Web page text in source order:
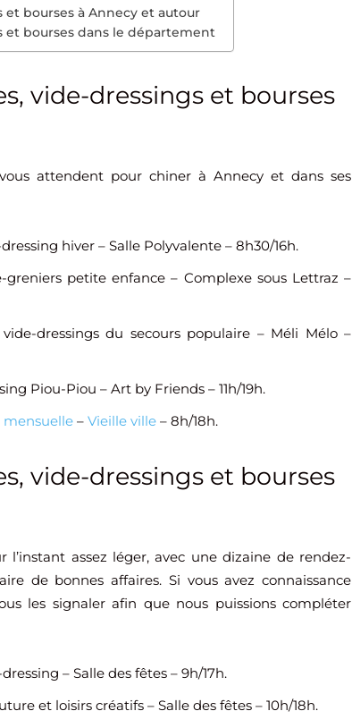
bourses à Annecy et autour
et bourses dans le département
vide-dressings et bourses
attendent pour chiner à Annecy et dans ses
hiver – Salle Polyvalente – 8h30/16h.
greniers petite enfance – Complexe sous Lettraz –
dressings du secours populaire – Méli Mélo –
Piou-Piou – Art by Friends – 11h/19h.
mensuelle – Vieille ville – 8h/18h.
vide-dressings et bourses
l’instant assez léger, avec une dizaine de rendez-
de bonnes affaires. Si vous avez connaissance
les signaler afin que nous puissions compléter
– Salle des fêtes – 9h/17h.
et loisirs créatifs – Salle des fêtes – 10h/18h.